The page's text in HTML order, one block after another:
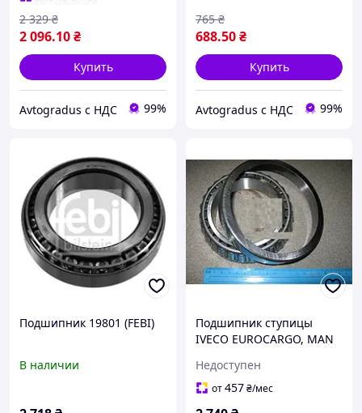
2170
2 096.10₴
2 329 ₴
Купить
Avtogradus с НДС 99%
688.50₴
765 ₴
Купить
Avtogradus с НДС 99%
Подшипник 19801 (FEBI)
В наличии
Подшипник ступицы
IVECO EUROCARGO, MAN
RENAULT MIDLINER,
VOLVO SKF VKHB 2170
Недоступен
от457₴/мес